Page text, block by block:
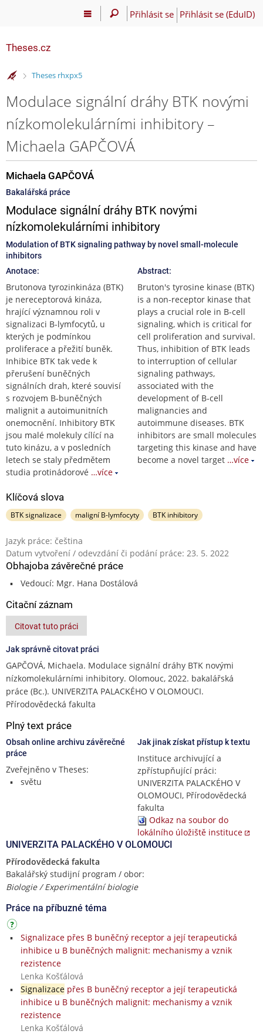
Přihlásit se Přihlásit se (EduID)
Theses.cz
>
Theses rhxpx5
Modulace signální dráhy BTK novými
nízkomolekulárními inhibitory –
Michaela GAPČOVÁ
Michaela GAPČOVÁ
Bakalářská práce
Modulace signální dráhy BTK novými
nízkomolekulárními inhibitory
Modulation of BTK signaling pathway by novel small-molecule
inhibitors
Anotace:
Brutonova tyrozinkináza (BTK)
je nereceptorová kináza,
hrající významnou roli v
signalizaci B-lymfocytů, u
kterých je podmínkou
proliferace a přežití buněk.
Inhibice BTK tak vede k
přerušení buněčných
signálních drah, které souvisí
s rozvojem B-buněčných
malignit a autoimunitních
onemocnění. Inhibitory BTK
jsou malé molekuly cílící na
tuto kinázu, a v posledních
letech se staly předmětem
studia protinádorové …více
Abstract:
Bruton's tyrosine kinase (BTK)
is a non-receptor kinase that
plays a crucial role in B-cell
signaling, which is critical for
cell proliferation and survival.
Thus, inhibition of BTK leads
to interruption of cellular
signaling pathways,
associated with the
development of B-cell
malignancies and
autoimmune diseases. BTK
inhibitors are small molecules
targeting this kinase and have
become a novel target …více
Klíčová slova
BTK signalizace maligní B-lymfocyty BTK inhibitory
Jazyk práce: čeština
Datum vytvoření / odevzdání či podání práce: 23. 5. 2022
Obhajoba závěrečné práce
Vedoucí: Mgr. Hana Dostálová
Citační záznam
Citovat tuto práci
Jak správně citovat práci
GAPČOVÁ, Michaela. Modulace signální dráhy BTK novými
nízkomolekulárními inhibitory. Olomouc, 2022. bakalářská
práce (Bc.). UNIVERZITA PALACKÉHO V OLOMOUCI.
Přírodovědecká fakulta
Plný text práce
Obsah online archivu závěrečné
práce
Zveřejněno v Theses:
světu
Jak jinak získat přístup k textu
Instituce archivující a
zpřístupňující práci:
UNIVERZITA PALACKÉHO V
OLOMOUCI, Přírodovědecká
fakulta
Odkaz na soubor do
lokálního úložiště instituce
UNIVERZITA PALACKÉHO V OLOMOUCI
Přírodovědecká fakulta
Bakalářský studijní program / obor:
Biologie / Experimentální biologie
Práce na příbuzné téma
Signalizace přes B buněčný receptor a její terapeutická
inhibice u B buněčných malignit: mechanismy a vznik
rezistence
Lenka Košťálová
Signalizacepřes B buněčný receptor a její terapeutická
inhibice u B buněčných malignit: mechanismy a vznik
rezistence
Lenka Košťálová